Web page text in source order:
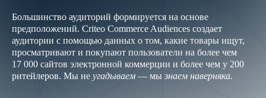
Большинство аудиторий формируется на основе
предположений. Criteo Commerce Audiences создает
аудитории с помощью данных о том, какие товары ищут,
просматривают и покупают пользователи на более чем
17 000 сайтов электронной коммерции и более чем у 200
ритейлеров. Мы не угадываем — мы знаем наверняка.